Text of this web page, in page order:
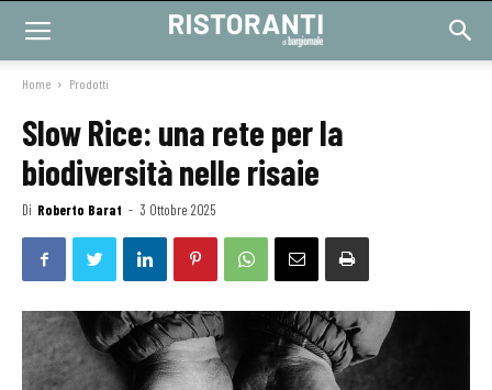
Home Prodotti
Slow Rice: una rete per la
biodiversità nelle risaie
Di Roberto Barat - 3 Ottobre 2025